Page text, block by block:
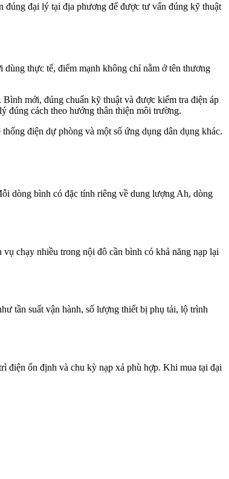
đúng đại lý tại địa phương để được tư vấn đúng kỹ thuật
thực tế, điểm mạnh không chỉ nằm ở tên thương
mới, đúng chuẩn kỹ thuật và được kiểm tra điện áp
đúng cách theo hướng thân thiện môi trường.
điện dự phòng và một số ứng dụng dân dụng khác.
dòng bình có đặc tính riêng về dung lượng Ah, dòng
chạy nhiều trong nội đô cần bình có khả năng nạp lại
tần suất vận hành, số lượng thiết bị phụ tải, lộ trình
điện ổn định và chu kỳ nạp xả phù hợp. Khi mua tại đại